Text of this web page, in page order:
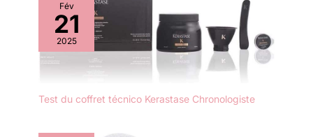
Fév
21
2025
Test du coffret técnico Kerastase Chronologiste